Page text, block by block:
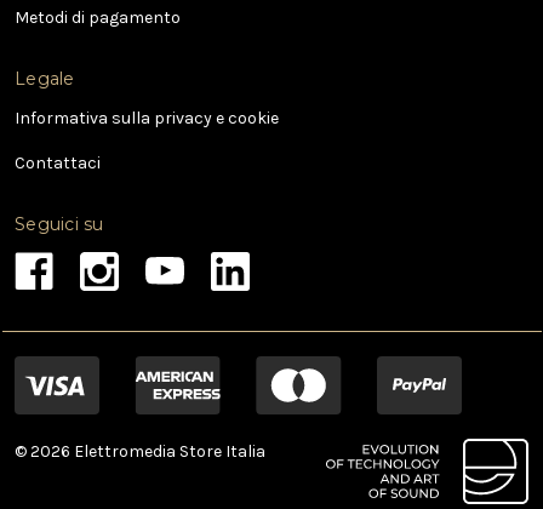
lMetodi di pagamento
Legale
Informativa sulla privacy e cookie
Contattaci
Seguici su
© 2026 Elettromedia Store Italia